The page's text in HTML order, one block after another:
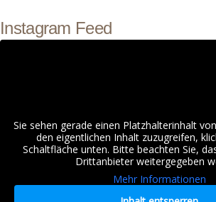
Instagram Feed
Sie sehen gerade einen Platzhalterinhalt von
den eigentlichen Inhalt zuzugreifen,
Schaltfläche unten. Bitte beachten Sie,
Drittanbieter weitergegeben
Mehr Informationen